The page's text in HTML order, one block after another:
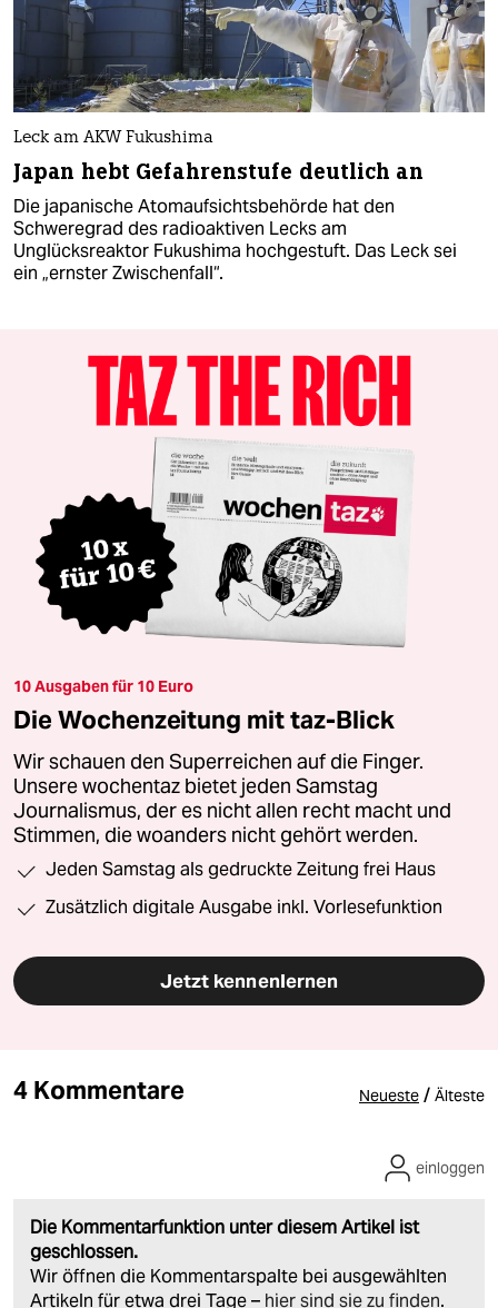
Leck am AKW Fukushima
Japan hebt Gefahrenstufe deutlich an
Die japanische Atomaufsichtsbehörde hat den
Schweregrad des radioaktiven Lecks am
Unglücksreaktor Fukushima hochgestuft. Das Leck sei
ein „ernster Zwischenfall“.
10 Ausgaben für 10 Euro
Die Wochenzeitung mit taz-Blick
Wir schauen den Superreichen auf die Finger.
Unsere wochentaz bietet jeden Samstag
Journalismus, der es nicht allen recht macht und
Stimmen, die woanders nicht gehört werden.
Jeden Samstag als gedruckte Zeitung frei Haus
Zusätzlich digitale Ausgabe inkl. Vorlesefunktion
Jetzt kennenlernen
4 Kommentare Neueste / Älteste
Die Kommentarfunktion unter diesem Artikel ist
geschlossen.
Wir öffnen die Kommentarspalte bei ausgewählten
Artikeln für etwa drei Tage – hier sind sie zu finden.
einloggen